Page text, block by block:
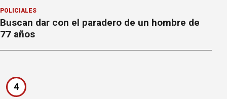
POLICIALES
Buscan dar con el paradero de un hombre de
77 años
4